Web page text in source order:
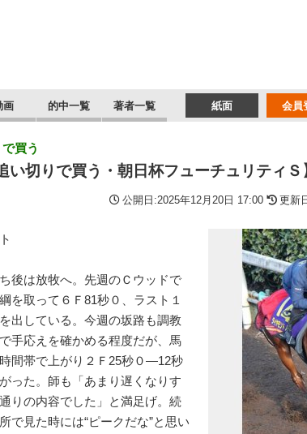
画 的中一覧 著者一覧 会員
紙面
買う
い切りで買う・朝日杯フューチュリティＳ
公開日:2025年12月20日 17:00 更新
後は放牧へ。先週のＣウッドで
を取って６Ｆ81秒０、ラスト１
出している。今週の坂路も調教
手応えを確かめる程度だが、馬
間帯で上がり２Ｆ25秒０―12秒
った。師も「あまり遅くなりす
りの内容でした」と満足げ。続
で見た時には“ピークだな”と思い